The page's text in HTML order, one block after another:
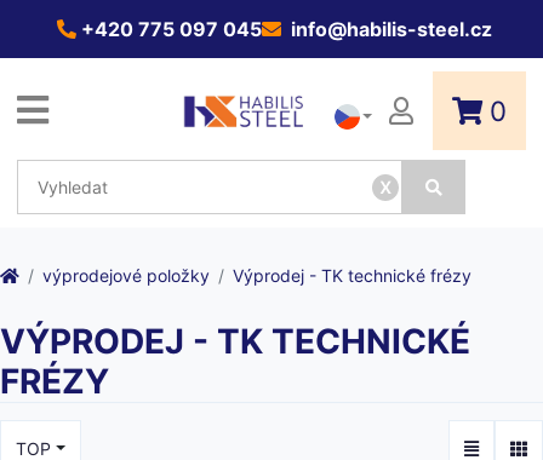
+420 775 097 045 info@habilis-steel.cz
x
0
výprodejové položky Výprodej - TK technické frézy
VÝPRODEJ - TK TECHNICKÉ
FRÉZY
TOP